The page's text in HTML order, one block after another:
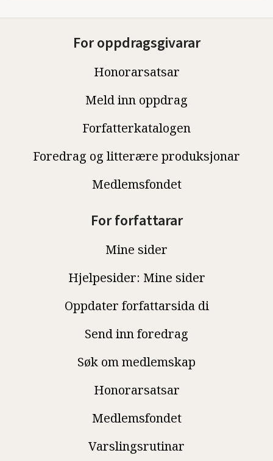
For oppdragsgivarar
Honorarsatsar
Meld inn oppdrag
Forfatterkatalogen
Foredrag og litterære produksjonar
Medlemsfondet
For forfattarar
Mine sider
Hjelpesider: Mine sider
Oppdater forfattarsida di
Send inn foredrag
Søk om medlemskap
Honorarsatsar
Medlemsfondet
Varslingsrutinar